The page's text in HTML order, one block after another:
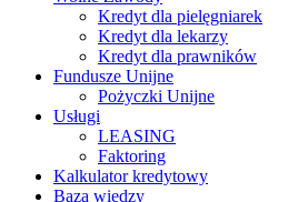
Kredyt dla pielęgniarek
Kredyt dla lekarzy
Kredyt dla prawników
Fundusze Unijne
Pożyczki Unijne
Usługi
LEASING
Faktoring
Kalkulator kredytowy
Baza wiedzy